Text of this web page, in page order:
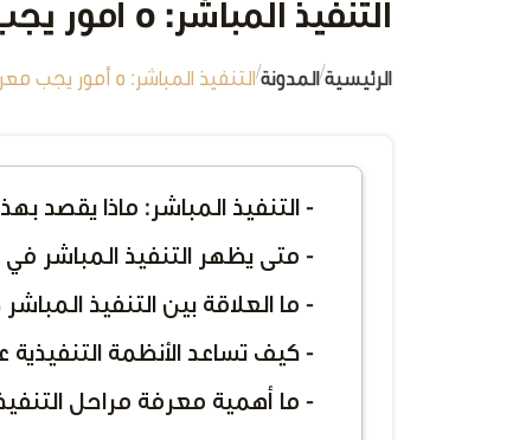
التنفيذ المباشر: 5 أمور يجب معرفتها في النظام السعودي
الرئيسية/المدونة/التنفيذ المباشر: 5 أمور يجب معرفتها في النظام السعودي
- التنفيذ المباشر: ماذا يقصد
- متى يظهر التنفيذ المباشر في
- ما العلاقة بين التنفيذ
- كيف تساعد الأنظمة التنفيذية
- ما أهمية معرفة مراحل